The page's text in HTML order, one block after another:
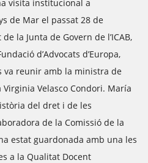
visita institucional a
de Mar el passat 28 de
la Junta de Govern de l’ICAB,
d’Advocats d’Europa,
va reunir amb la ministra de
Virginia Velasco Condori. María
del dret i de les
de la Comissió de la
estat guardonada amb una les
a la Qualitat Docent